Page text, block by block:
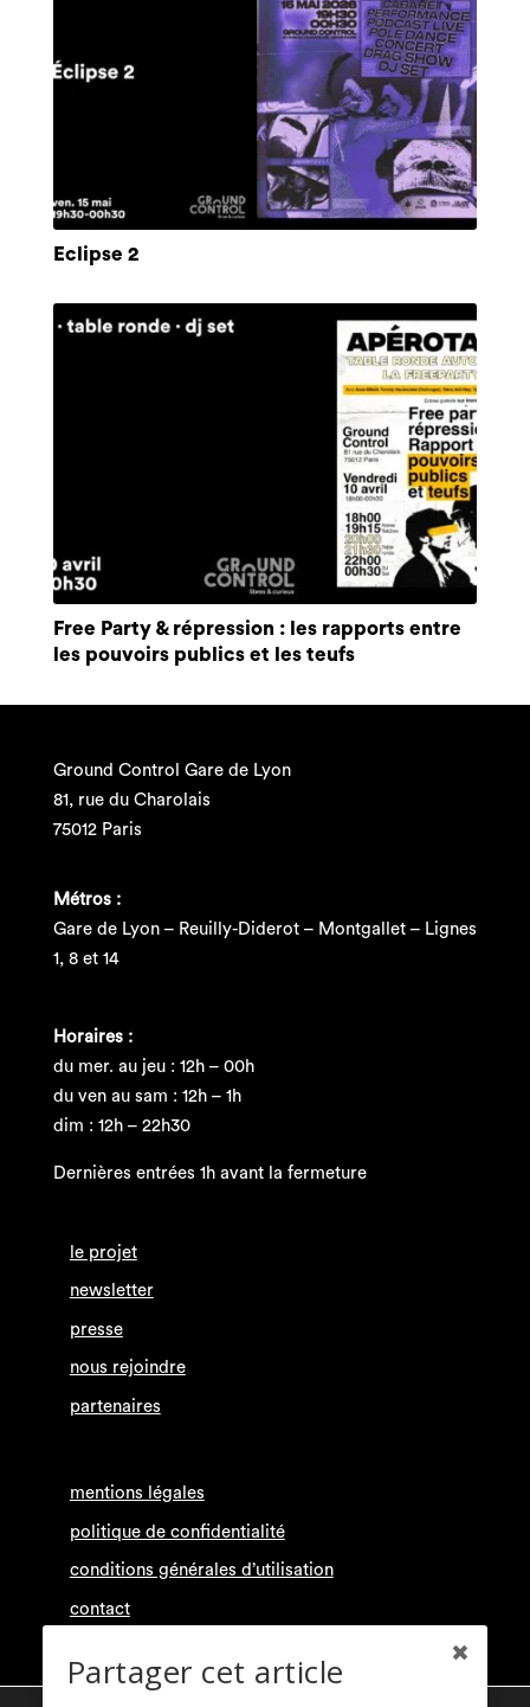
Eclipse 2
Free Party & répression : les rapports entre
les pouvoirs publics et les teufs
Ground Control Gare de Lyon
81, rue du Charolais
75012 Paris
Métros :
Gare de Lyon – Reuilly-Diderot – Montgallet – Lignes
1, 8 et 14
Horaires :
du mer. au jeu : 12h – 00h
du ven au sam : 12h – 1h
dim : 12h – 22h30
Dernières entrées 1h avant la fermeture
le projet
newsletter
presse
nous rejoindre
partenaires
mentions légales
politique de confidentialité
conditions générales d’utilisation
contact
Partager cet article